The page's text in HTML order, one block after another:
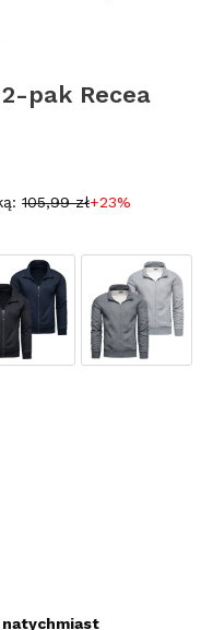
pak Recea
105,99 zł+23%
natychmiast